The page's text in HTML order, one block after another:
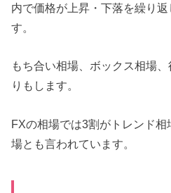
内で価格が上昇・下落を繰り
す。
もち合い相場、ボックス相場
りもします。
FXの相場では3割がトレンド
場とも言われています。